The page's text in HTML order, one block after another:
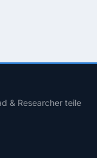
& Researcher teile